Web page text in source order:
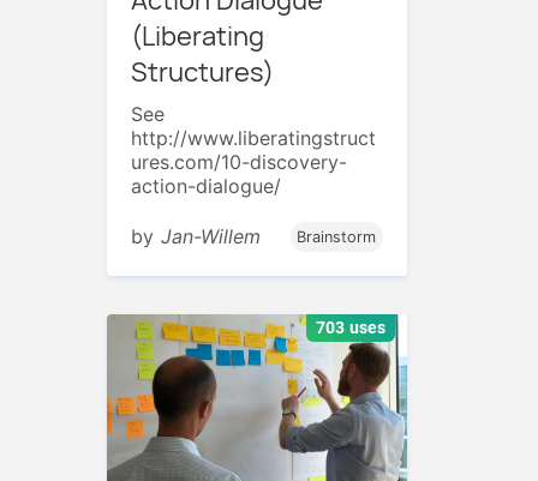
(Liberating
Structures)
See
http://www.liberatingstruct
ures.com/10-discovery-
action-dialogue/
by Jan-Willem Brainstorm
703 uses